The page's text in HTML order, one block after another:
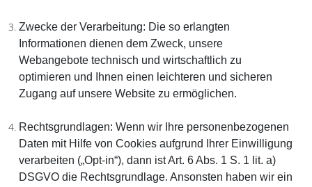
Zwecke der Verarbeitung: Die so erlangten
Informationen dienen dem Zweck, unsere
Webangebote technisch und wirtschaftlich zu
optimieren und Ihnen einen leichteren und sicheren
Zugang auf unsere Website zu ermöglichen.
Rechtsgrundlagen: Wenn wir Ihre personenbezogenen
Daten mit Hilfe von Cookies aufgrund Ihrer Einwilligung
verarbeiten („Opt-in“), dann ist Art. 6 Abs. 1 S. 1 lit. a)
DSGVO die Rechtsgrundlage. Ansonsten haben wir ein